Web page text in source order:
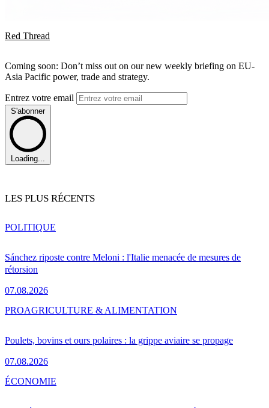
Red Thread
Coming soon: Don’t miss out on our new weekly briefing on EU-
Asia Pacific power, trade and strategy.
Entrez votre email
S'abonner
Loading...
LES PLUS RÉCENTS
Sánchez riposte contre Meloni : l'Italie menacée de mesures de
rétorsion
07.08.2026
POLITIQUE
Poulets, bovins et ours polaires : la grippe aviaire se propage
07.08.2026
PROAGRICULTURE & ALIMENTATION
ÉCONOMIE